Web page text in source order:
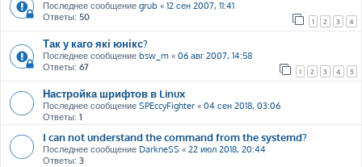
Последнее сообщение grub « 12 сен 2007, 11:41
Ответы: 50 1 2 3 4
Так у каго які юнікс?
Последнее сообщение bsw_m « 06 авг 2007, 14:58
Ответы: 67 1 2 3 4 5
Настройка шрифтов в Linux
Последнее сообщение SPEccyFighter « 04 сен 2018, 03:06
Ответы: 1
I can not understand the command from the systemd?
Последнее сообщение DarkneSS « 22 июл 2018, 20:44
Ответы: 3